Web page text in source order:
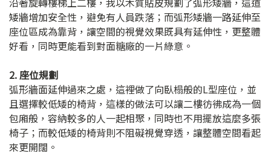
矮牆增加安全性，避免有人員跌落；而弧形矮牆一路延伸至
座位區成為靠背，讓空間的視覺效果既具有延伸性，更整體
好看，同時更能看到對面糖廠的一片綠意。
2. 座位規劃
弧形牆面延伸過來之處，這裡做了向臥榻般的L型座位，並
且選擇較低矮的椅背，這樣的做法可以讓二樓彷彿成為一個
包廂般，容納較多的人一起相聚，同時也不用擺放這麼多張
椅子；而較低矮的椅背則不阻礙視覺穿透，讓整體空間看起
來更開闊。